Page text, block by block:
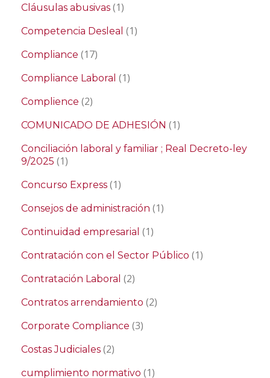
Cláusulas abusivas (1)
Competencia Desleal (1)
Compliance (17)
Compliance Laboral (1)
Complience (2)
COMUNICADO DE ADHESIÓN (1)
Conciliación laboral y familiar ; Real Decreto-ley
9/2025 (1)
Concurso Express (1)
Consejos de administración (1)
Continuidad empresarial (1)
Contratación con el Sector Público (1)
Contratación Laboral (2)
Contratos arrendamiento (2)
Corporate Compliance (3)
Costas Judiciales (2)
cumplimiento normativo (1)